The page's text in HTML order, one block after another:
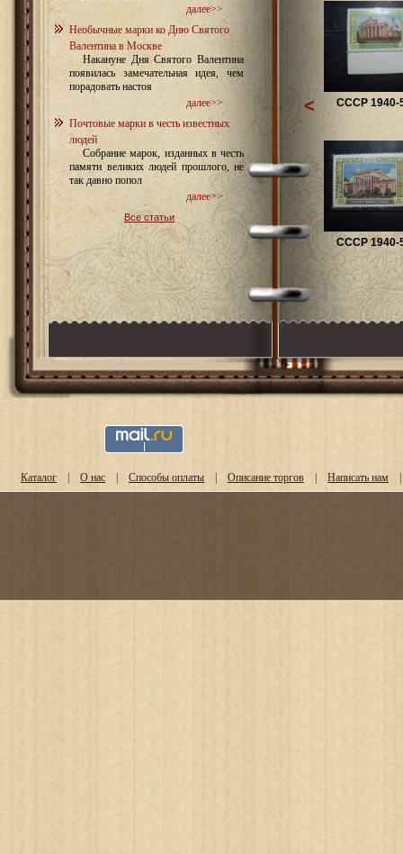
далее>>
Необычные марки ко Дню Святого
Валентина в Москве
Накануне Дня Святого Валентина
появилась замечательная идея, чем
порадовать настоя
далее>>
Почтовые марки в честь известных
людей
Собрание марок, изданных в честь
памяти великих людей прошлого, не
так давно попол
далее>>
Все статьи
СССР 1940-
СССР 1940-
<
Каталог | О нас | Способы оплаты | Описание торгов | Написать нам |